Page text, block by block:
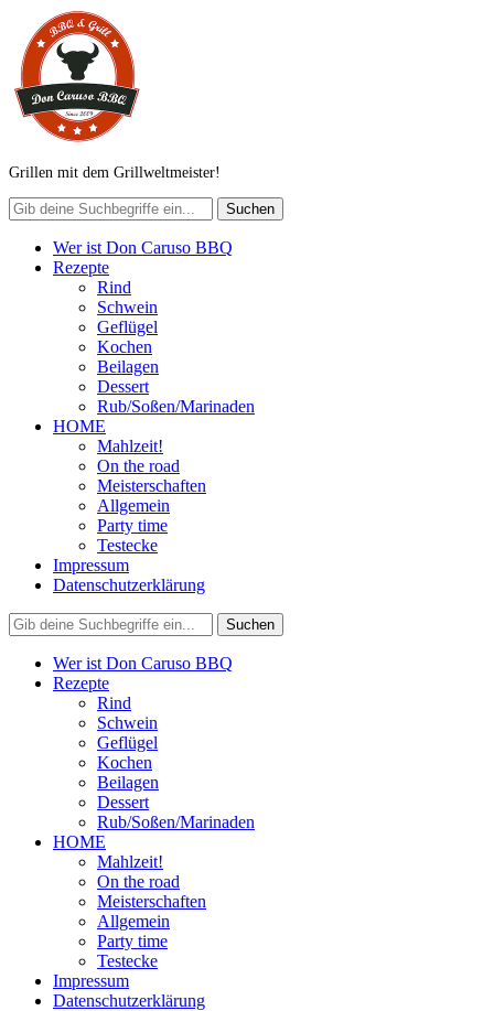
Grillen mit dem Grillweltmeister!
Wer ist Don Caruso BBQ
Rezepte
Rind
Schwein
Geflügel
Kochen
Beilagen
Dessert
Rub/Soßen/Marinaden
HOME
Mahlzeit!
On the road
Meisterschaften
Allgemein
Party time
Testecke
Impressum
Datenschutzerklärung
Wer ist Don Caruso BBQ
Rezepte
Rind
Schwein
Geflügel
Kochen
Beilagen
Dessert
Rub/Soßen/Marinaden
HOME
Mahlzeit!
On the road
Meisterschaften
Allgemein
Party time
Testecke
Impressum
Datenschutzerklärung